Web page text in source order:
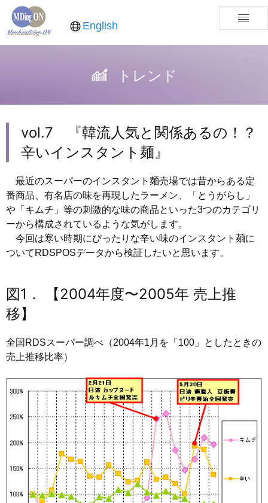
English
トレンド
vol.7 『韓流人気と関係あるの！？
辛いインスタント麺』
最近のスーパーのインスタント麺売場では昔からある定
番商品、有名店の味を再現したラーメン、「とうがらし」
や「キムチ」等の刺激的な味の商品といった3つのカテゴリ
ーから構成されているような気がします。
今回は寒い時期にぴったりな辛い味のインスタント麺に
ついてRDSPOSデータから検証したいと思います。
図1． 【2004年度〜2005年 売上推
移】
全国RDSスーパー調べ（2004年1月を「100」としたときの
売上推移比率）